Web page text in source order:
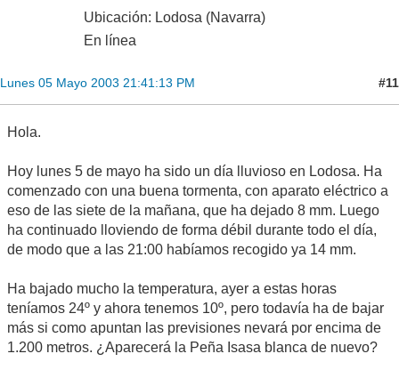
Ubicación: Lodosa (Navarra)
En línea
Lunes 05 Mayo 2003 21:41:13 PM #11
Hola.
Hoy lunes 5 de mayo ha sido un día lluvioso en Lodosa. Ha
comenzado con una buena tormenta, con aparato eléctrico a
eso de las siete de la mañana, que ha dejado 8 mm. Luego
ha continuado lloviendo de forma débil durante todo el día,
de modo que a las 21:00 habíamos recogido ya 14 mm.
Ha bajado mucho la temperatura, ayer a estas horas
teníamos 24º y ahora tenemos 10º, pero todavía ha de bajar
más si como apuntan las previsiones nevará por encima de
1.200 metros. ¿Aparecerá la Peña Isasa blanca de nuevo?